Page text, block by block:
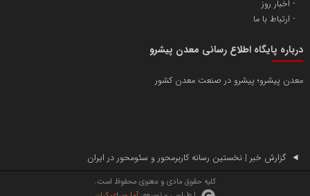
اخبار روز
ارتباط با ما
درباره پایگاه اطلاع رسانی معدن پیشرو
معدن پیشرو؛ پیشرو در صنعت معدن کشور
گزارش خبر | نخستین رسانه کاربرمحور و سئومحور در ایران
کلیه حقوق مادی و معنوی محفوظ است.